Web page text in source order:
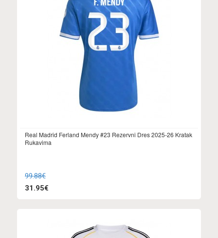
Real Madrid Ferland Mendy #23 Rezervni Dres 2025-26 Kratak
Rukavima
99.88€
31.95€